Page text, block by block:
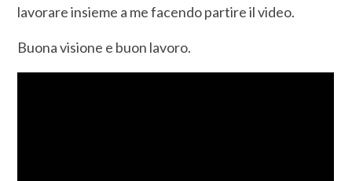
lavorare insieme a me facendo partire il video.
Buona visione e buon lavoro.